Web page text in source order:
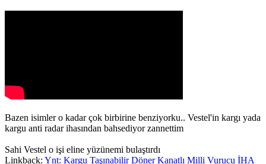
Bazen isimler o kadar çok birbirine benziyorku.. Vestel'in kargı yada
kargu anti radar ihasından bahsediyor zannettim
Sahi Vestel o işi eline yüzünemi bulaştırdı
Linkback: Ynt: Kargu Taşınabilir Döner Kanatlı Milli Vurucu İHA